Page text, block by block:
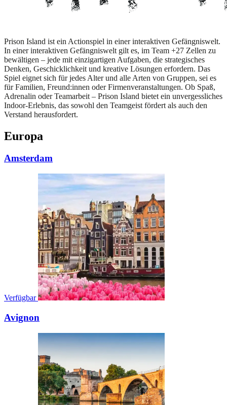
Prison Island ist ein Actionspiel in einer interaktiven Gefängniswelt.
In einer interaktiven Gefängniswelt gilt es, im Team +27 Zellen zu
bewältigen – jede mit einzigartigen Aufgaben, die strategisches
Denken, Geschicklichkeit und kreative Lösungen erfordern. Das
Spiel eignet sich für jedes Alter und alle Arten von Gruppen, sei es
für Familien, Freund:innen oder Firmenveranstaltungen. Ob Spaß,
Adrenalin oder Teamarbeit – Prison Island bietet ein unvergessliches
Indoor-Erlebnis, das sowohl den Teamgeist fördert als auch den
Verstand herausfordert.
Europa
Amsterdam
Verfügbar
Avignon